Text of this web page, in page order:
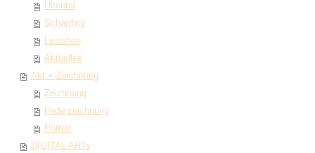
Ultental
Schärding
Lissabon
Aktuelles
Akt + Zeichnung
Zeichnung
Federzeichnung
Porträt
DIGITAL ARTs